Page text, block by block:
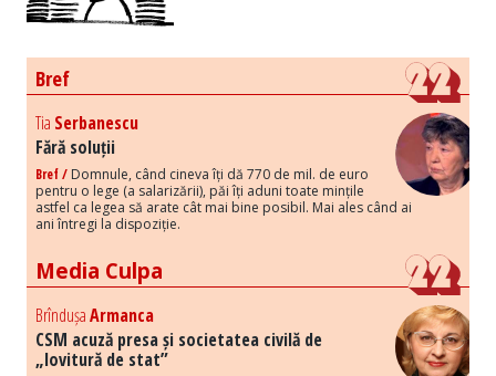
Bref
Tia Serbanescu
Fără soluții
Bref / Domnule, când cineva îți dă 770 de mil. de euro
pentru o lege (a salarizării), păi îți aduni toate mințile
astfel ca legea să arate cât mai bine posibil. Mai ales când ai
ani întregi la dispoziție.
Media Culpa
BrîndușaArmanca
CSM acuză presa și societatea civilă de
„lovitură de stat”